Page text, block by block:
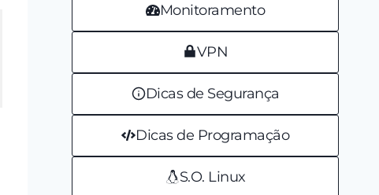
Monitoramento
VPN
Dicas de Segurança
Dicas de Programação
S.O. Linux